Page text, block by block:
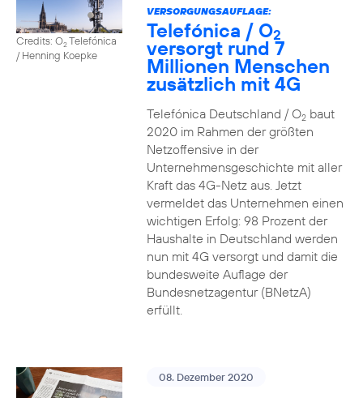
Credits: O2Telefónica
/ Henning Koepke
VERSORGUNGSAUFLAGE:
Telefónica / O2
versorgt rund 7
Millionen Menschen
zusätzlich mit 4G
Telefónica Deutschland / O2baut
2020 im Rahmen der größten
Netzoffensive in der
Unternehmensgeschichte mit aller
Kraft das 4G-Netz aus. Jetzt
vermeldet das Unternehmen einen
wichtigen Erfolg: 98 Prozent der
Haushalte in Deutschland werden
nun mit 4G versorgt und damit die
bundesweite Auflage der
Bundesnetzagentur (BNetzA)
erfüllt.
08. Dezember 2020